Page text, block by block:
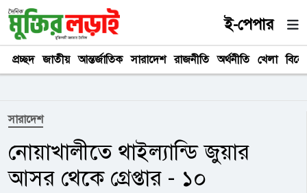
ই-পেপার
প্রচ্ছদ জাতীয় আন্তর্জাতিক সারাদেশ রাজনীতি অর্থনীতি খেলা
সারাদেশ
নোয়াখালীতে থাইল্যান্ডি জুয়ার
আসর থেকে গ্রেপ্তার - ১০